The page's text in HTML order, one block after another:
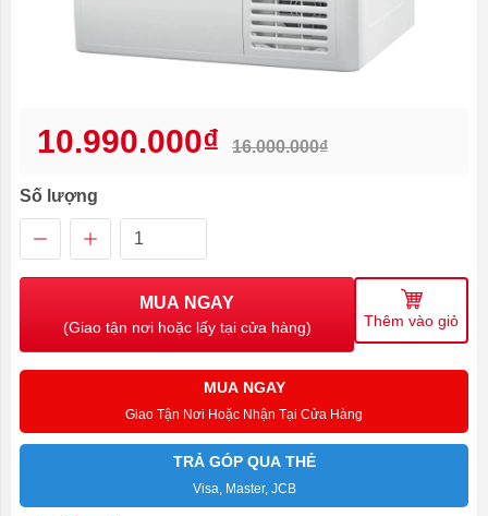
10.990.000₫ 16.000.000₫
Số lượng
MUA NGAY
(Giao tận nơi hoặc lấy tại cửa hàng) Thêm vào giỏ
MUA NGAY
Giao Tận Nơi Hoặc Nhận Tại Cửa Hàng
TRẢ GÓP QUA THẺ
Visa, Master, JCB